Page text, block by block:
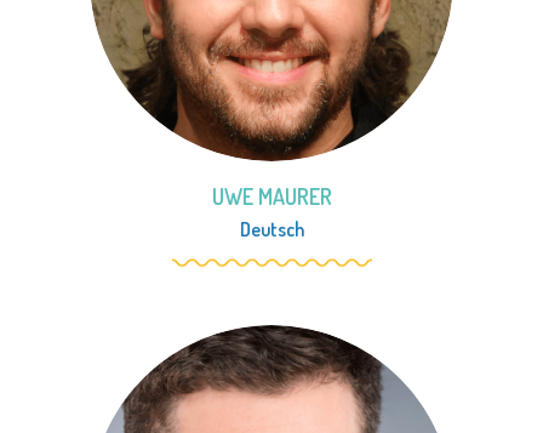
UWE MAURER
Deutsch